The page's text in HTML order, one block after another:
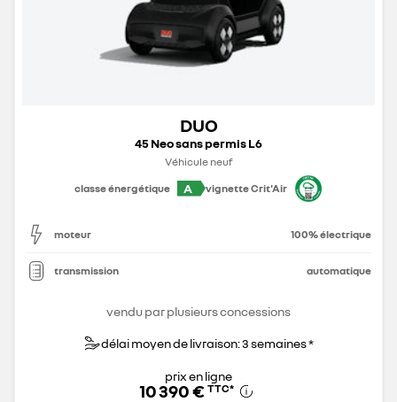
DUO
45 Neo sans permis L6
Véhicule neuf
classe énergétique
A vignette Crit'Air
moteur 100% électrique
transmission automatique
vendu par plusieurs concessions
délai moyen de livraison: 3 semaines *
prix en ligne
10 390 € TTC*